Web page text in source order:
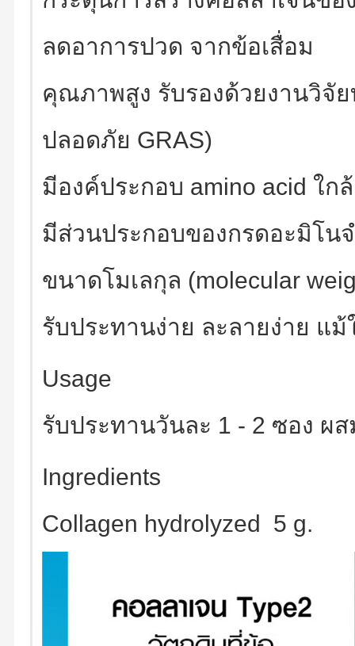
ลดอาการปวด จากข้อเสื่อม
คุณภาพสูง รับรองด้วยงานวิจั
ปลอดภัย GRAS)
มีองค์ประกอบ amino acid ใก
มีส่วนประกอบของกรดอะมิโน
ขนาดโมเลกุล (molecular
รับประทานง่าย ละลายง่าย แม้
Usage
รับประทานวันละ 1 - 2 ซอง ผ
Ingredients
Collagen hydrolyzed 5 g.